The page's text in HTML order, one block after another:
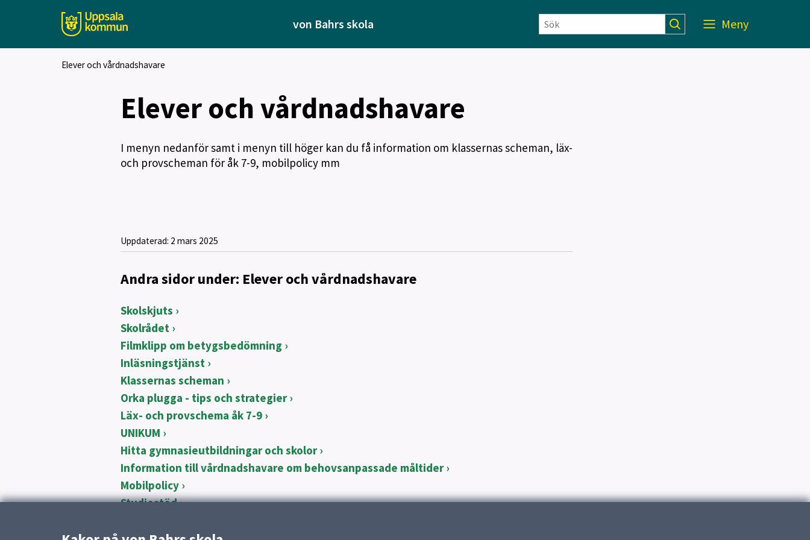
von Bahrs skola Meny
Elever och vårdnadshavare
Elever och vårdnadshavare
I menyn nedanför samt i menyn till höger kan du få information om klassernas scheman, läx-
och provscheman för åk 7-9, mobilpolicy mm
Uppdaterad: 2 mars 2025
Andra sidor under: Elever och vårdnadshavare
Skolskjuts
Skolrådet
Filmklipp om betygsbedömning
Inläsningstjänst
Klassernas scheman
Orka plugga - tips och strategier
Läx- och provschema åk 7-9
UNIKUM
Hitta gymnasieutbildningar och skolor
Information till vårdnadshavare om behovsanpassade måltider
Mobilpolicy
Studiestöd